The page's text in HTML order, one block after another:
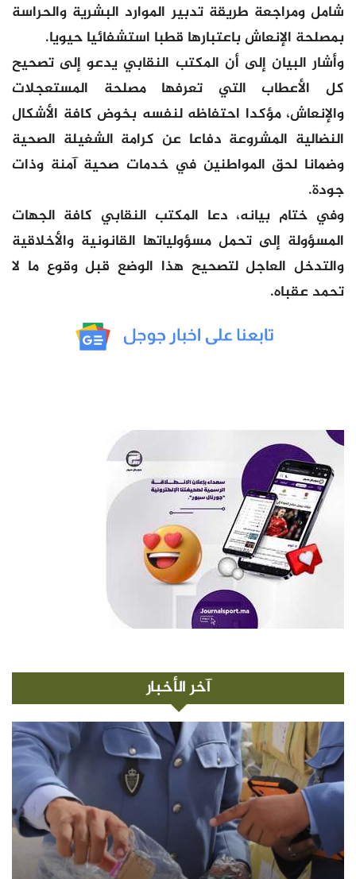
شامل ومراجعة طريقة تدبير الموارد البشرية والحراسة
بمصلحة الإنعاش باعتبارها قطبا استشفائيا حيويا.
وأشار البيان إلى أن المكتب النقابي يدعو إلى تصحيح
كل الأعطاب التي تعرفها مصلحة المستعجلات
والإنعاش، مؤكدا احتفاظه لنفسه بخوض كافة الأشكال
النضالية المشروعة دفاعا عن كرامة الشغيلة الصحية
وضمانا لحق المواطنين في خدمات صحية آمنة وذات
جودة.
وفي ختام بيانه، دعا المكتب النقابي كافة الجهات
المسؤولة إلى تحمل مسؤولياتها القانونية والأخلاقية
والتدخل العاجل لتصحيح هذا الوضع قبل وقوع ما لا
تحمد عقباه.
آخر الأخبار